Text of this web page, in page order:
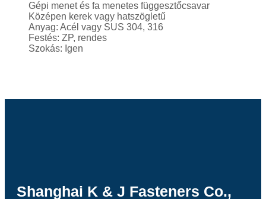
Gépi menet és fa menetes függesztőcsavar
Középen kerek vagy hatszögletű
Anyag: Acél vagy SUS 304, 316
Festés: ZP, rendes
Szokás: Igen
Shanghai K & J Fasteners Co.,